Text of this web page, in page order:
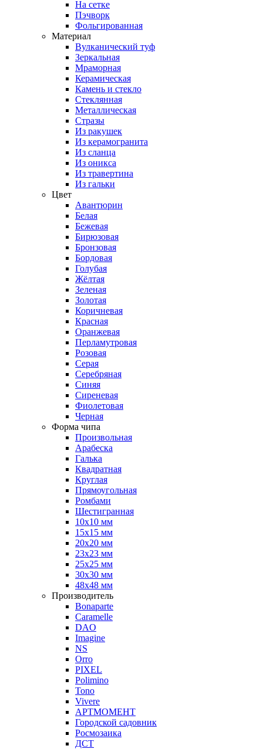
На сетке
Пэчворк
Фольгированная
Материал
Вулканический туф
Зеркальная
Мраморная
Керамическая
Камень и стекло
Стеклянная
Металлическая
Стразы
Из ракушек
Из керамогранита
Из сланца
Из оникса
Из травертина
Из гальки
Цвет
Авантюрин
Белая
Бежевая
Бирюзовая
Бронзовая
Бордовая
Голубая
Жёлтая
Зеленая
Золотая
Коричневая
Красная
Оранжевая
Перламутровая
Розовая
Серая
Серебряная
Синяя
Сиреневая
Фиолетовая
Черная
Форма чипа
Произвольная
Арабеска
Галька
Квадратная
Круглая
Прямоугольная
Ромбами
Шестигранная
10х10 мм
15х15 мм
20х20 мм
23х23 мм
25х25 мм
30х30 мм
48х48 мм
Производитель
Bonaparte
Caramelle
DAO
Imagine
NS
Orro
PIXEL
Polimino
Tono
Vivere
АРТМОМЕНТ
Городской садовник
Росмозаика
ДСТ